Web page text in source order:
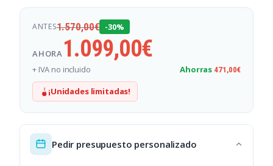
ANTES1.570,00€ -30%
AHORA 1.099,00€
+ IVA no incluido Ahorras 471,00€
¡Unidades limitadas!
Pedir presupuesto personalizado